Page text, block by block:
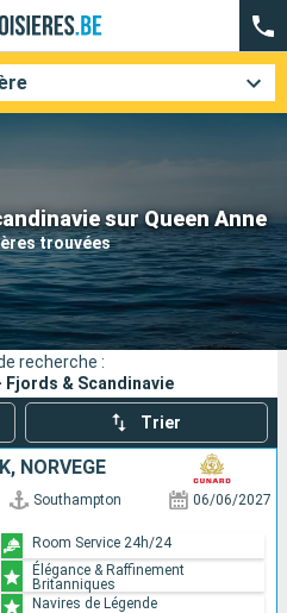
sur Queen Anne
trouvées
Compagnies
recherche :
Fjords & Scandinavie
Trier
NORVÈGE
Southampton 06/06/2027
Room Service 24h/24
Élégance & Raffinement
Britanniques
Navires de Légende